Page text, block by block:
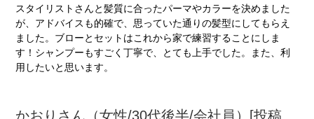
スタイリストさんと髪質に合ったパーマやカラーを決めました
が、アドバイスも的確で、思っていた通りの髪型にしてもらえ
ました。ブローとセットはこれから家で練習することにしま
す！シャンプーもすごく丁寧で、とても上手でした。また、利
用したいと思います。
かおりさん（女性/30代後半/会社員）[投稿